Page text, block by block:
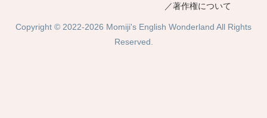
／著作権について
Copyright © 2022-2026 Momiji's English Wonderland All Rights
Reserved.